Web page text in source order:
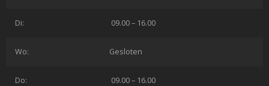
Di: 09.00 – 16.00
Wo: Gesloten
Do: 09.00 – 16.00